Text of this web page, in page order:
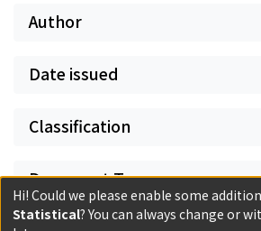
Author
Date issued
Classification
Document Type
Hi! Could we please enable some
Statistical? You can always change or